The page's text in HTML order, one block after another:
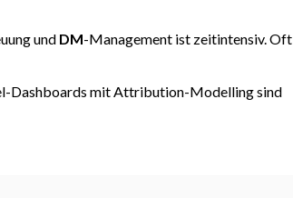
und DM-Management ist zeitintensiv. Oft
Dashboards mit Attribution-Modelling sind